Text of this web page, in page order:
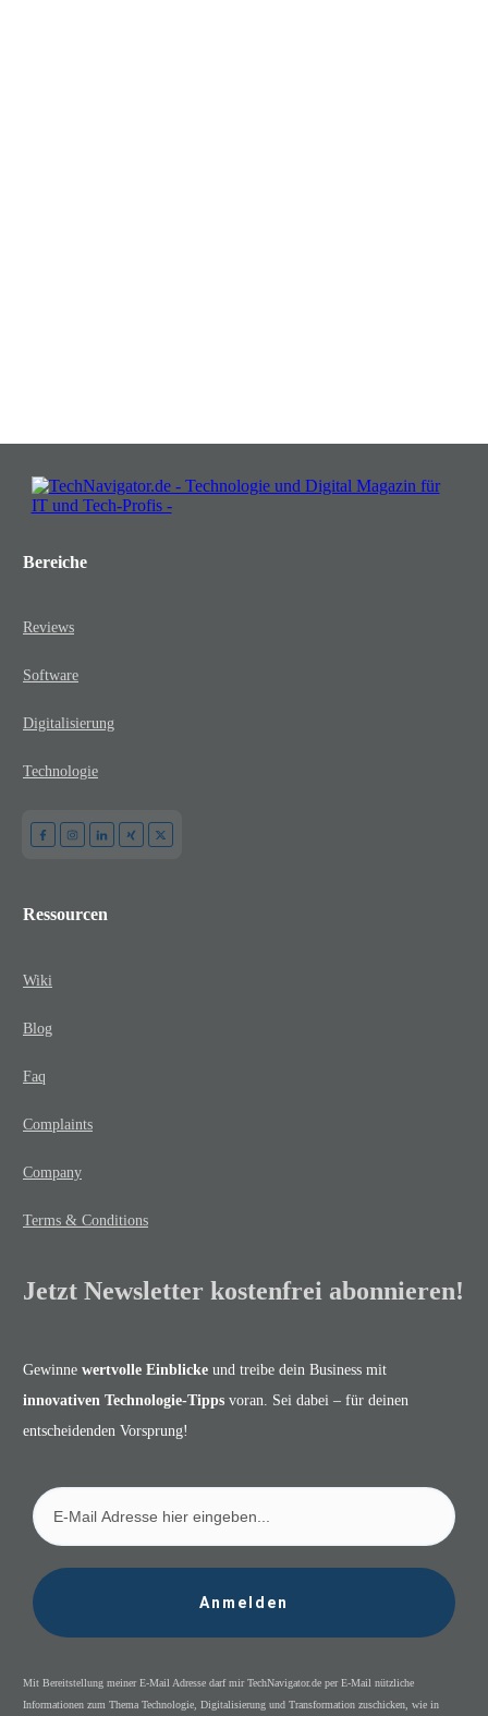
Bereiche
Reviews
Software
Digitalisierung
Technologie
Ressourcen
Wiki
Blog
Faq
Complaints
Company
Terms & Conditions
Jetzt Newsletter kostenfrei abonnieren!
Gewinne wertvolle Einblicke und treibe dein Business mit
innovativen Technologie-Tipps voran. Sei dabei – für deinen
entscheidenden Vorsprung!
Anmelden
Mit Bereitstellung meiner E-Mail Adresse darf mir TechNavigator.de per E-Mail nützliche
Informationen zum Thema Technologie, Digitalisierung und Transformation zuschicken, wie in